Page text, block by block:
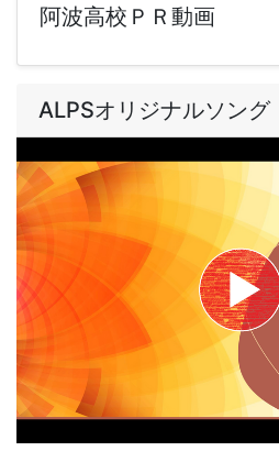
阿波高校ＰＲ動画
ALPSオリジナルソング